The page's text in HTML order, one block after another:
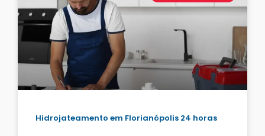
Hidrojateamento em Florianópolis 24 horas